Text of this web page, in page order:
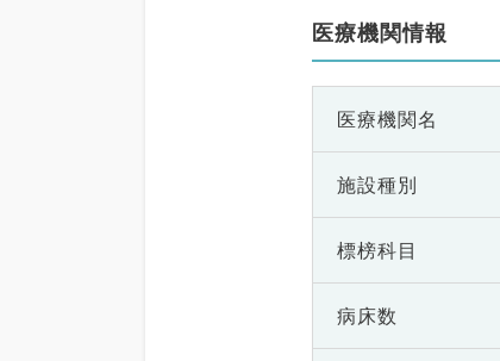
医療機関情報
医療機関名
施設種別
標榜科目
病床数